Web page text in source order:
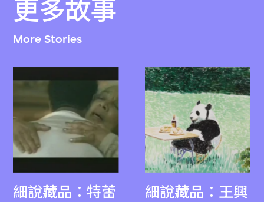
更多故事
More Stories
細說藏品：特蕾
細說藏品：王興